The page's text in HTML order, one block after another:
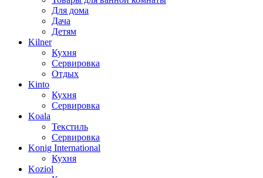
Для дома
Дача
Детям
Kilner
Кухня
Сервировка
Отдых
Kinto
Кухня
Сервировка
Koala
Текстиль
Сервировка
Konig International
Кухня
Koziol